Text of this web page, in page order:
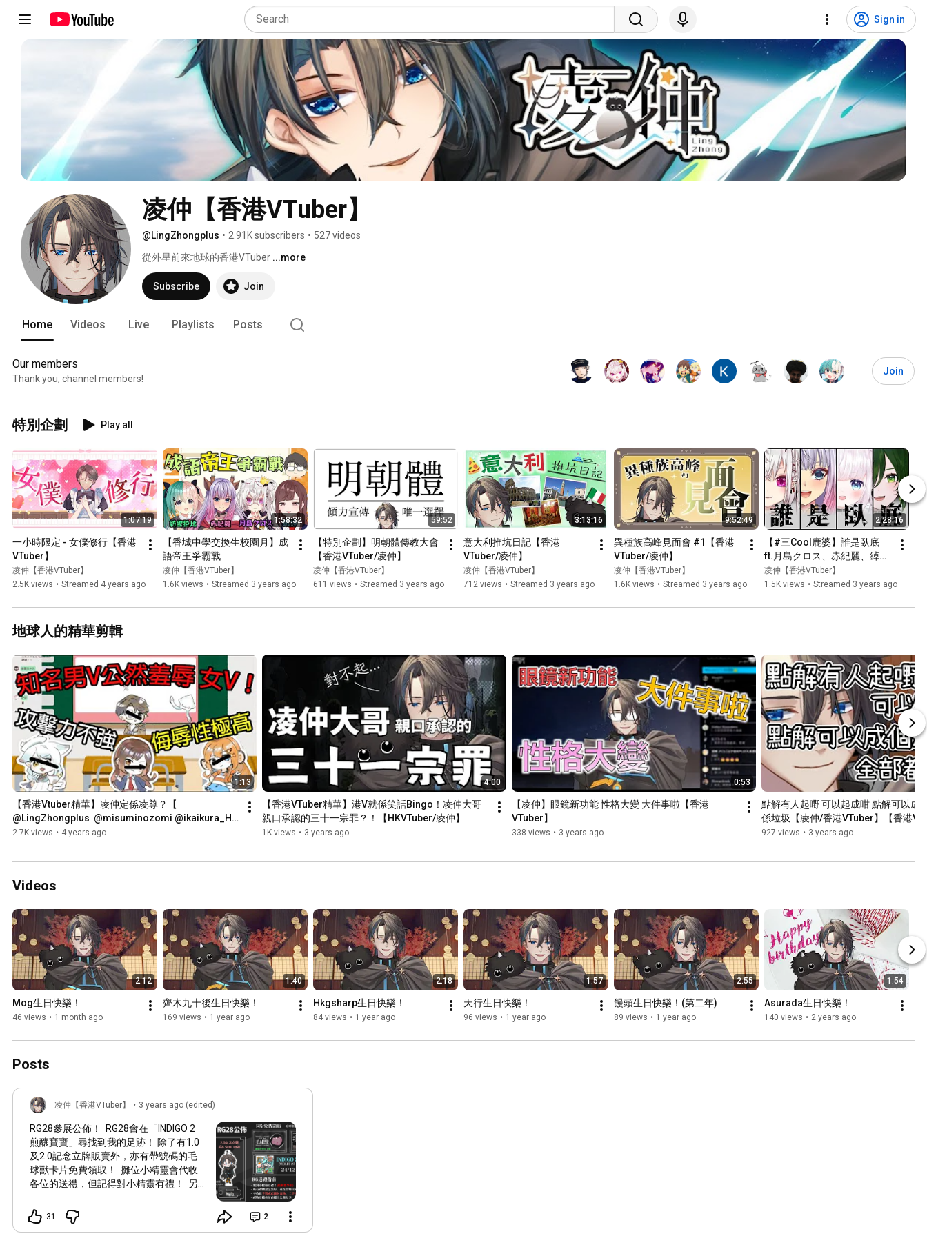
Sign in
凌仲【香港VTuber】
@LingZhongplus • 2.91K subscribers • 527 videos
從外星前來地球的香港VTuber ...more
Subscribe Join
Home Videos Live Playlists Posts
Our members
Thank you, channel members!
Join
特別企劃 Play all
1:07:19
一小時限定 - 女僕修行【香港
VTuber】
凌仲【香港VTuber】
2.5K views • Streamed 4 years ago
1:58:32
【香城中學交換生校園月】成
語帝王爭霸戰
凌仲【香港VTuber】
1.6K views • Streamed 3 years ago
59:52
【特別企劃】明朝體傳教大會
【香港VTuber/凌仲】
凌仲【香港VTuber】
611 views • Streamed 3 years ago
3:13:16
意大利推坑日記【香港
VTuber/凌仲】
凌仲【香港VTuber】
712 views • Streamed 3 years ago
9:52:49
異種族高峰見面會 #1【香港
VTuber/凌仲】
凌仲【香港VTuber】
1.6K views • Streamed 3 years ago
2:28:16
【#三Cool鹿婆】誰是臥底
ft.月島クロス、赤紀麗、綽貓
喵、藻原もずく【香港
VTuber/凌仲】
凌仲【香港VTuber】
1.5K views • Streamed 3 years ago
地球人的精華剪輯
1:13
【香港Vtuber精華】凌仲定係凌尊？【
@LingZhongplus  @misuminozomi @ikaikura_HK
@hoitingmui   】
2.7K views • 4 years ago
4:00
【香港VTuber精華】港V就係笑話Bingo！凌仲大哥
親口承認的三十一宗罪？！【HKVTuber/凌仲】
1K views • 3 years ago
0:53
【凌仲】眼鏡新功能 性格大變 大件事啦【香港
VTuber】
338 views • 3 years ago
點解有人起嘢 可以起成咁 點解可以成
係垃圾【凌仲/香港VTuber】【香港
927 views • 3 years ago
Videos
2:12
Mog生日快樂！
46 views • 1 month ago
1:40
齊木九十後生日快樂！
169 views • 1 year ago
2:18
Hkgsharp生日快樂！
84 views • 1 year ago
1:57
天行生日快樂！
96 views • 1 year ago
2:55
饅頭生日快樂！(第二年)
89 views • 1 year ago
1:54
Asurada生日快樂！
140 views • 2 years ago
Posts
凌仲【香港VTuber】 • 3 years ago (edited)
RG28參展公佈！ RG28會在「INDIGO 2
煎釀寶寶」尋找到我的足跡！ 除了有1.0
及2.0記念立牌販賣外，亦有帶號碼的毛
球獸卡片免費領取！ 攤位小精靈會代收
各位的送禮，但記得對小精靈有禮！ 另
可以在本文下留名， 整理好資料後我會
在23號發一篇凌仲足跡指南作宣傳！
31 2